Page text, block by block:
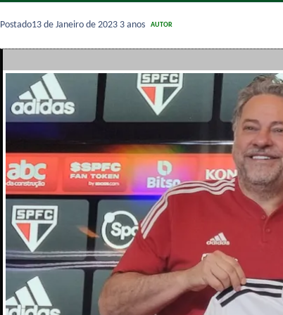
Postado13 de Janeiro de 2023 3 anos AUTOR